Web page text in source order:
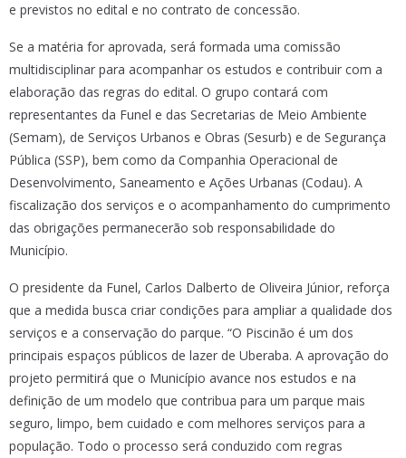
e previstos no edital e no contrato de concessão.
Se a matéria for aprovada, será formada uma comissão
multidisciplinar para acompanhar os estudos e contribuir com a
elaboração das regras do edital. O grupo contará com
representantes da Funel e das Secretarias de Meio Ambiente
(Semam), de Serviços Urbanos e Obras (Sesurb) e de Segurança
Pública (SSP), bem como da Companhia Operacional de
Desenvolvimento, Saneamento e Ações Urbanas (Codau). A
fiscalização dos serviços e o acompanhamento do cumprimento
das obrigações permanecerão sob responsabilidade do
Município.
O presidente da Funel, Carlos Dalberto de Oliveira Júnior, reforça
que a medida busca criar condições para ampliar a qualidade dos
serviços e a conservação do parque. “O Piscinão é um dos
principais espaços públicos de lazer de Uberaba. A aprovação do
projeto permitirá que o Município avance nos estudos e na
definição de um modelo que contribua para um parque mais
seguro, limpo, bem cuidado e com melhores serviços para a
população. Todo o processo será conduzido com regras